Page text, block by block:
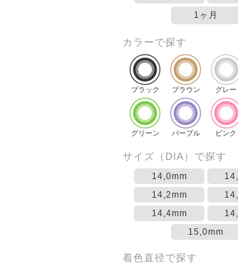
1ヶ月
カラーで探す
ブラック ブラウン グレー
グリーン パープル ピンク
サイズ（DIA）で探す
14,0mm
14,2mm
14,4mm
15,0mm
着色直径で探す